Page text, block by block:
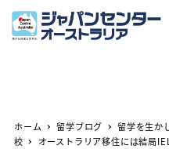
ホーム 留学ブログ 留学を生か
校
オーストラリア移住には結局